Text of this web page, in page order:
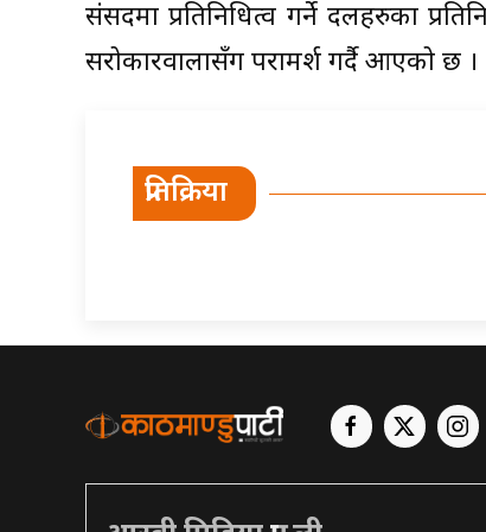
संसदमा प्रतिनिधित्व गर्ने दलहरुका
सरोकारवालासँग परामर्श गर्दै आएको छ ।
प्रतिक्रिया